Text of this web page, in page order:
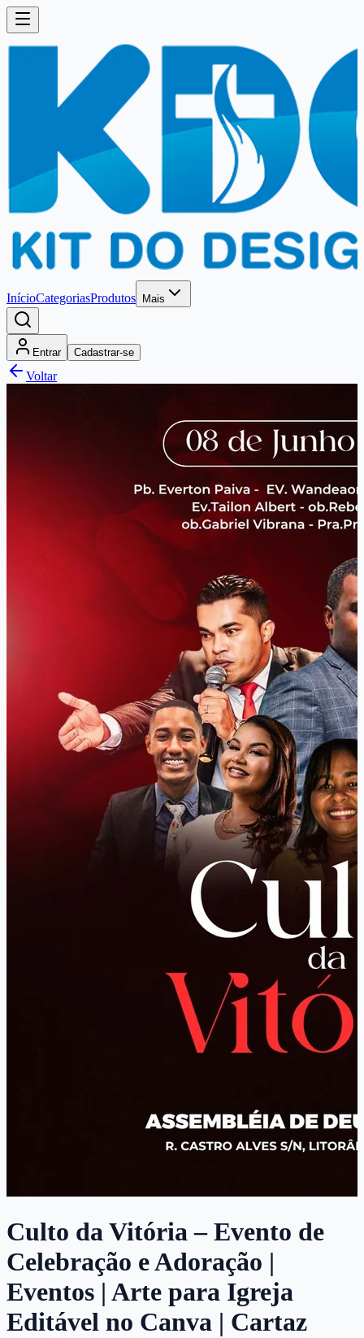
InícioCategoriasProdutos Mais
Entrar Cadastrar-se
Voltar
Culto da Vitória – Evento de
Celebração e Adoração |
Eventos | Arte para Igreja
Editável no Canva | Cartaz